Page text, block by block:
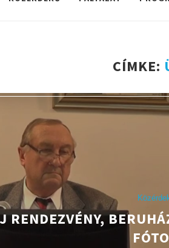
CÍMKE:
RENDEZVÉNY,